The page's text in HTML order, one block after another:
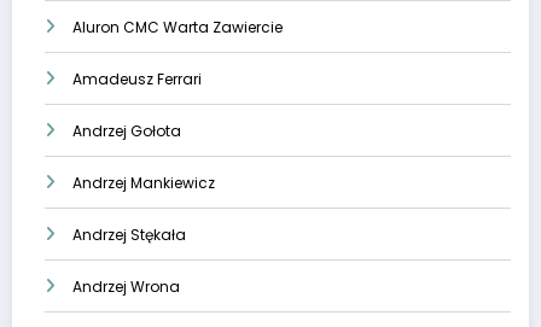
Aluron CMC Warta Zawiercie
Amadeusz Ferrari
Andrzej Gołota
Andrzej Mankiewicz
Andrzej Stękała
Andrzej Wrona